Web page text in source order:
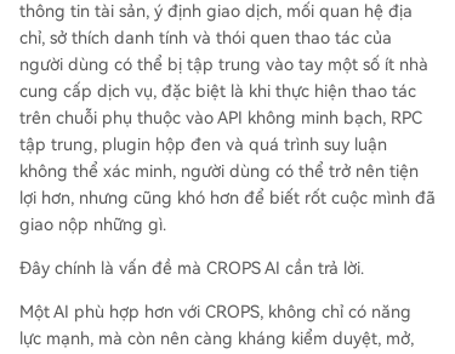
thông tin tài sản, ý định giao dịch, mối quan hệ địa
chỉ, sở thích danh tính và thói quen thao tác của
người dùng có thể bị tập trung vào tay một số ít nhà
cung cấp dịch vụ, đặc biệt là khi thực hiện thao tác
trên chuỗi phụ thuộc vào API không minh bạch, RPC
tập trung, plugin hộp đen và quá trình suy luận
không thể xác minh, người dùng có thể trở nên tiện
lợi hơn, nhưng cũng khó hơn để biết rốt cuộc mình đã
giao nộp những gì.
Đây chính là vấn đề mà CROPS AI cần trả lời.
Một AI phù hợp hơn với CROPS, không chỉ có năng
lực mạnh, mà còn nên càng kháng kiểm duyệt, mở,